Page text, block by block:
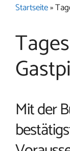
Startseite»
Mit der